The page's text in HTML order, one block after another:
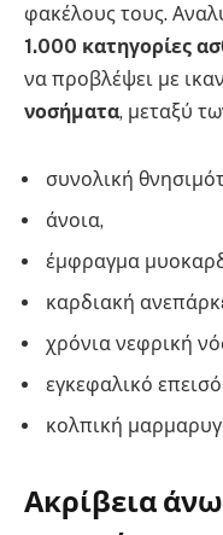
φακέλους τους.
1.000 κατηγορίες
να προβλέψει με
νοσήματα, μεταξύ
συνολική
άνοια,
έμφραγμα
καρδιακή
χρόνια νεφρική
εγκεφαλικό
κολπική
Ακρίβεια